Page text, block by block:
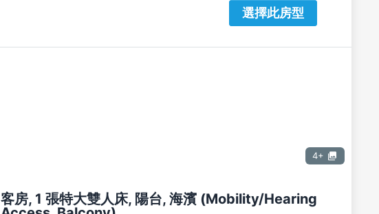
選擇此房型
4+
客房, 1 張特大雙人床, 陽台, 海濱 (Mobility/Hearing